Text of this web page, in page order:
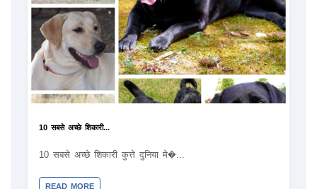
10 सबसे अच्छे शिकारी...
10 सबसे अच्छे शिकारी कुत्ते दुनिया मे�...
READ MORE